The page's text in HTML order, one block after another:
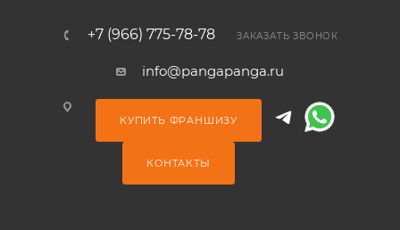
+7 (966) 775-78-78 ЗАКАЗАТЬ ЗВОНОК
info@pangapanga.ru
КУПИТЬ ФРАНШИЗУ
КОНТАКТЫ